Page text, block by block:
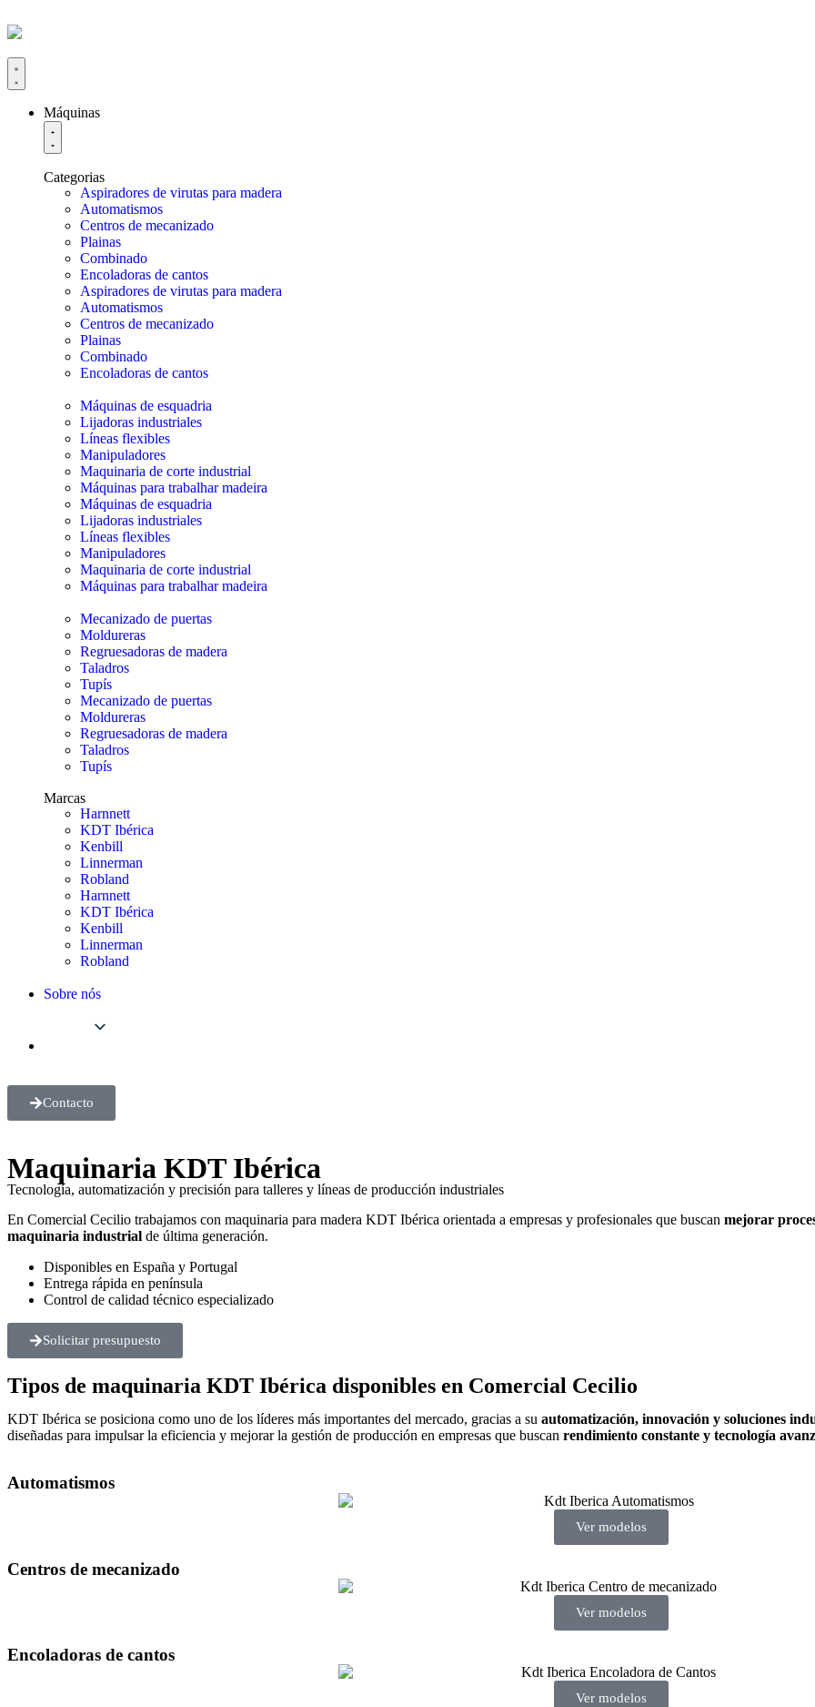
Máquinas
Categorias
Aspiradores de virutas para madera
Automatismos
Centros de mecanizado
Plainas
Combinado
Encoladoras de cantos
Aspiradores de virutas para madera
Automatismos
Centros de mecanizado
Plainas
Combinado
Encoladoras de cantos
Máquinas de esquadria
Lijadoras industriales
Líneas flexibles
Manipuladores
Maquinaria de corte industrial
Máquinas para trabalhar madeira
Máquinas de esquadria
Lijadoras industriales
Líneas flexibles
Manipuladores
Maquinaria de corte industrial
Máquinas para trabalhar madeira
Mecanizado de puertas
Moldureras
Regruesadoras de madera
Taladros
Tupís
Mecanizado de puertas
Moldureras
Regruesadoras de madera
Taladros
Tupís
Marcas
Harnnett
KDT Ibérica
Kenbill
Linnerman
Robland
Harnnett
KDT Ibérica
Kenbill
Linnerman
Robland
Sobre nós
Contacto
Maquinaria KDT Ibérica
Tecnología, automatización y precisión para talleres y líneas de producción industriales
En Comercial Cecilio trabajamos con maquinaria para madera KDT Ibérica orientada a empresas y profesionales que buscan mejorar
maquinaria industrial de última generación.
Disponibles en España y Portugal
Entrega rápida en península
Control de calidad técnico especializado
Solicitar presupuesto
Tipos de maquinaria KDT Ibérica disponibles en Comercial Cecilio
KDT Ibérica se posiciona como uno de los líderes más importantes del mercado, gracias a su automatización, innovación y soluciones
diseñadas para impulsar la eficiencia y mejorar la gestión de producción en empresas que buscan rendimiento constante y tecnología
Automatismos
Ver modelos
Centros de mecanizado
Ver modelos
Encoladoras de cantos
Ver modelos